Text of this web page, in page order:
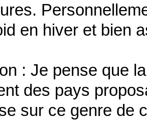
en hiver et bien
: Je pense que
des pays
sur ce genre de